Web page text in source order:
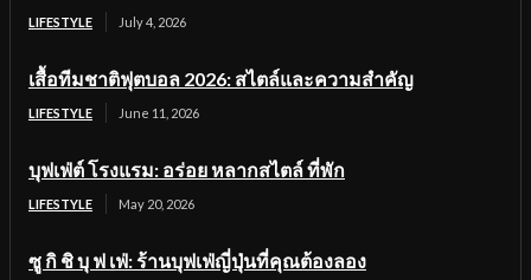
LIFESTYLE July 4, 2026
เสื้อทีมชาติฟุตบอล 2026: สไตล์และความสำคัญ
LIFESTYLE June 11, 2026
บุฟเฟ่ต์ โรงแรม: อร่อย หลากสไตล์ ที่พัก
LIFESTYLE May 20, 2026
ซู กิ ชิ บุ ฟ เฟ่: ร้านบุฟเฟ่ญี่ปุ่นที่คุณต้องลอง